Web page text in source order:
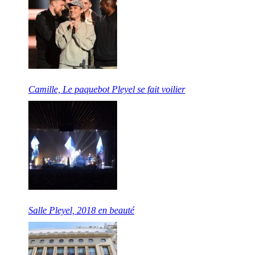
Camille, Le paquebot Pleyel se fait voilier
Salle Pleyel, 2018 en beauté